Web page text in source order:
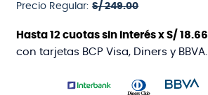
Precio Regular: S/ 249.00
Hasta12 cuotas sin interés xS/ 18.66
con tarjetas BCP Visa, Diners y BBVA.